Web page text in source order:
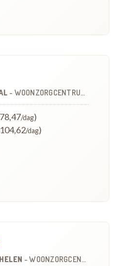
- WOONZORGCENTRUM (WZC)
/dag)
/dag)
-WOONZORGCENTRUM (WZC)